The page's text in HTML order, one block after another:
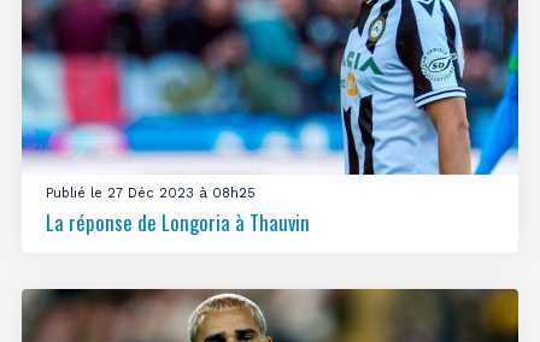
Publié le 27 Déc 2023 à 08h25
La réponse de Longoria à Thauvin